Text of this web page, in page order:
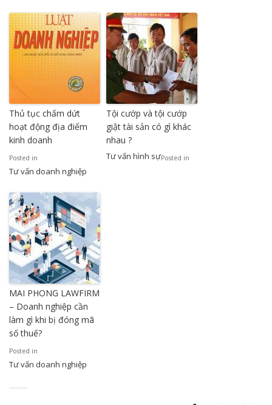
Thủ tục chấm dứt
hoạt động địa điểm
kinh doanh
Posted in
Tư vấn doanh nghiệp
Tội cướp và tội cướp
giật tài sản có gì khác
nhau ?
Posted in
Tư vấn hình sự
MAI PHONG LAWFIRM
– Doanh nghiệp cần
làm gì khi bị đóng mã
số thuế?
Posted in
Tư vấn doanh nghiệp